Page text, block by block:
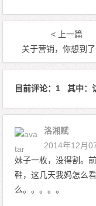
< 上一篇
关于营销，你想到
目前评论：1 其中
洛湘赋
2014年12月
妹子一枚，没得割。
鞋，这几天我妈怎么
么。。。。。